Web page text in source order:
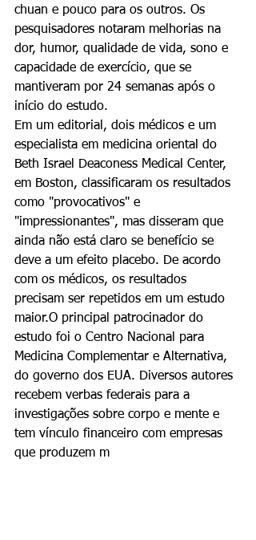
chuan e pouco para os outros. Os
pesquisadores notaram melhorias na
dor, humor, qualidade de vida, sono e
capacidade de exercício, que se
mantiveram por 24 semanas após o
início do estudo.
Em um editorial, dois médicos e um
especialista em medicina oriental do
Beth Israel Deaconess Medical Center,
em Boston, classificaram os resultados
como "provocativos" e
"impressionantes", mas disseram que
ainda não está claro se benefício se
deve a um efeito placebo. De acordo
com os médicos, os resultados
precisam ser repetidos em um estudo
maior.O principal patrocinador do
estudo foi o Centro Nacional para
Medicina Complementar e Alternativa,
do governo dos EUA. Diversos autores
recebem verbas federais para a
investigações sobre corpo e mente e
tem vínculo financeiro com empresas
que produzem m